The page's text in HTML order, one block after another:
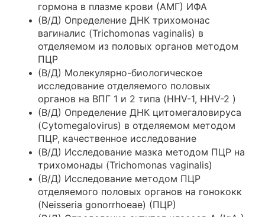
гормона в плазме крови (АМГ) ИФА
(В/Д) Определение ДНК трихомонас
вагиналис (Trichomonas vaginalis) в
отделяемом из половых органов методом
ПЦР
(В/Д) Молекулярно-биологическое
исследование отделяемого половых
органов на ВПГ 1 и 2 типа (HHV-1, HHV-2 )
(В/Д) Определение ДНК цитомегаловируса
(Cytomegalovirus) в отделяемом методом
ПЦР, качественное исследование
(В/Д) Исследование мазка методом ПЦР на
трихомонады (Trichomonas vaginalis)
(В/Д) Исследование методом ПЦР
отделяемого половых органов на гонококк
(Neisseria gonorrhoeae) (ПЦР)